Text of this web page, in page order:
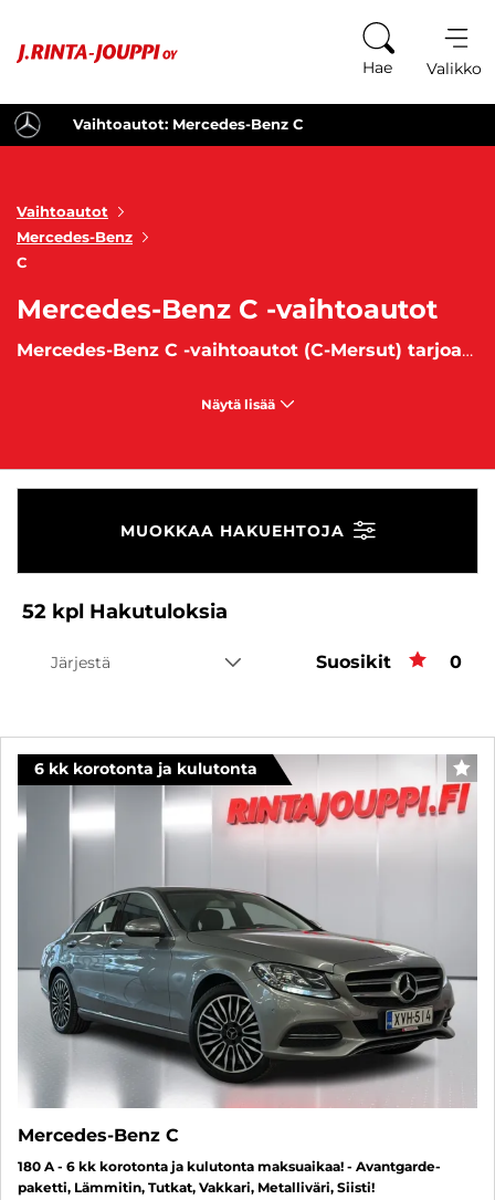
Hae Valikko
Vaihtoautot: Mercedes-Benz C
Vaihtoautot
Mercedes-Benz
C
Mercedes-Benz C -vaihtoautot
Mercedes-Benz C -vaihtoautot (C-Mersut) tarjoavat hienostuneen ajokokemuksen
Näytä lisää
MUOKKAA HAKUEHTOJA
52 kpl Hakutuloksia
Järjestä Suosikit 0
6 kk korotonta ja kulutonta
Mercedes-Benz C
180 A - 6 kk korotonta ja kulutonta maksuaikaa! - Avantgarde-
paketti, Lämmitin, Tutkat, Vakkari, Metalliväri, Siisti!